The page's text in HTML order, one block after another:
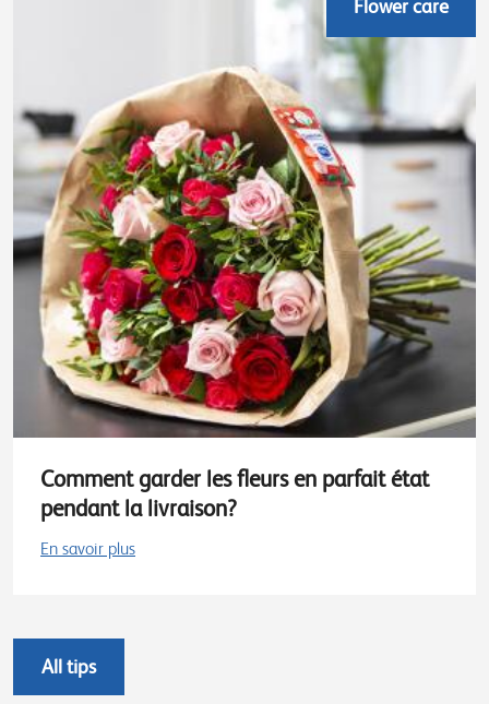
Flower care
Comment garder les fleurs en parfait état
pendant la livraison?
En savoir plus
All tips